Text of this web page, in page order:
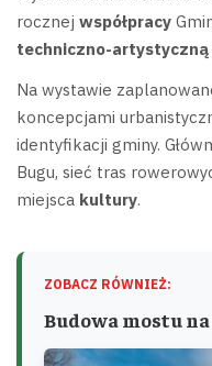
rocznej współpracy
techniczno-artystyczną
Na wystawie
koncepcjami
identyfikacji gminy.
Bugu, sieć tras
miejsca kultury.
ZOBACZ RÓWNIEŻ:
Budowa mostu